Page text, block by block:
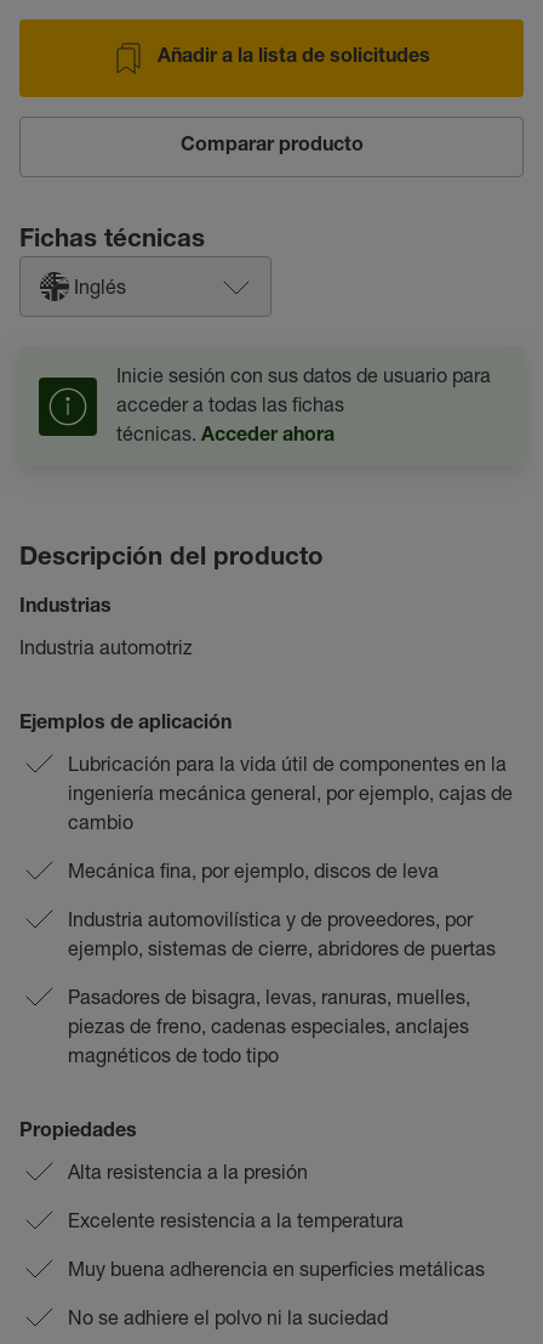
Añadir a la lista de solicitudes
Comparar producto
Fichas técnicas
Inglés
Inicie sesión con sus datos de usuario para
acceder a todas las fichas
técnicas. Acceder ahora
Descripción del producto
Industrias
Industria automotriz
Ejemplos de aplicación
Lubricación para la vida útil de componentes en la
ingeniería mecánica general, por ejemplo, cajas de
cambio
Mecánica fina, por ejemplo, discos de leva
Industria automovilística y de proveedores, por
ejemplo, sistemas de cierre, abridores de puertas
Pasadores de bisagra, levas, ranuras, muelles,
piezas de freno, cadenas especiales, anclajes
magnéticos de todo tipo
Propiedades
Alta resistencia a la presión
Excelente resistencia a la temperatura
Muy buena adherencia en superficies metálicas
No se adhiere el polvo ni la suciedad